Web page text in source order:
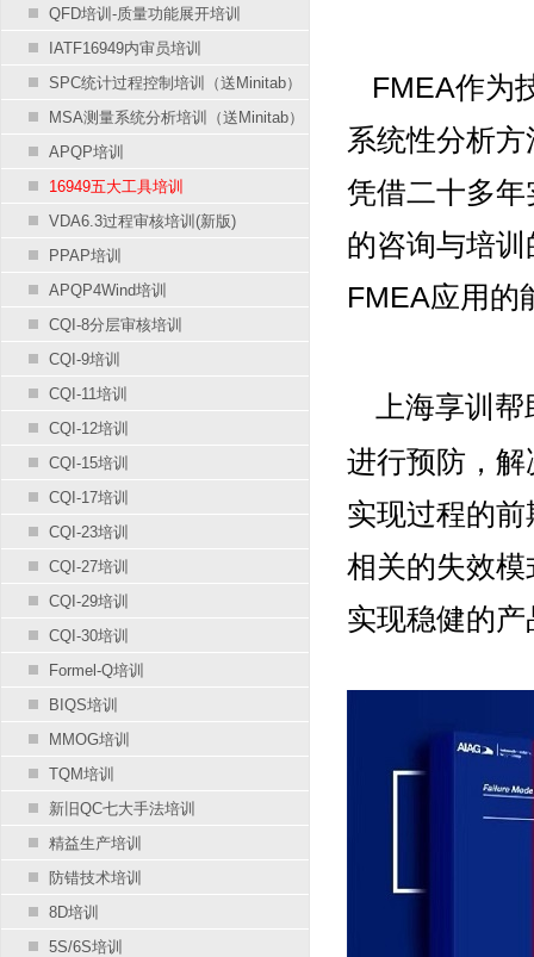
QFD培训-质量功能展开培训
IATF16949内审员培训
SPC统计过程控制培训（送Minitab）
MSA测量系统分析培训（送Minitab）
APQP培训
16949五大工具培训
VDA6.3过程审核培训(新版)
PPAP培训
APQP4Wind培训
CQI-8分层审核培训
CQI-9培训
CQI-11培训
CQI-12培训
CQI-15培训
CQI-17培训
CQI-23培训
CQI-27培训
CQI-29培训
CQI-30培训
Formel-Q培训
BIQS培训
MMOG培训
TQM培训
新旧QC七大手法培训
精益生产培训
防错技术培训
8D培训
5S/6S培训
FMEA作为
系统性分析
凭借二十多
的咨询与培
FMEA应用的
上海享训
进行预防，
实现过程的
相关的失效
实现稳健的